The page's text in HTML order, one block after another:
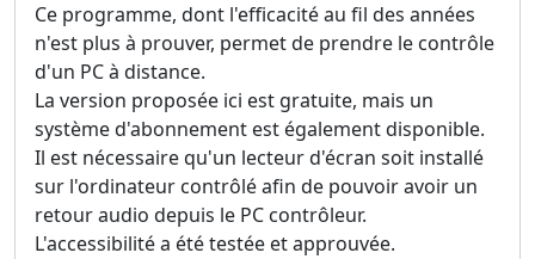
Ce programme, dont l'efficacité au fil des années
n'est plus à prouver, permet de prendre le contrôle
d'un PC à distance.
La version proposée ici est gratuite, mais un
système d'abonnement est également disponible.
Il est nécessaire qu'un lecteur d'écran soit installé
sur l'ordinateur contrôlé afin de pouvoir avoir un
retour audio depuis le PC contrôleur.
L'accessibilité a été testée et approuvée.